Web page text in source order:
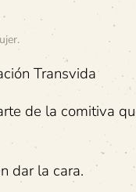
.
Transvida
de la comitiva
dar la cara.